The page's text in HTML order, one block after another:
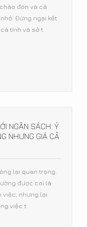
đón và cá
Đừng ngại kết
tính và sở t
NGÂN SÁCH: Ý
NHƯNG GIÁ CẢ
lại quan trọng.
được coi là
việc, nhưng lại
việc t